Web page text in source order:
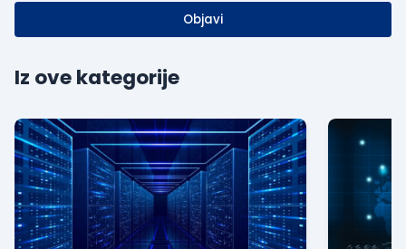
Objavi
Iz ove kategorije